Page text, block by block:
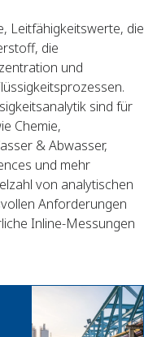
Leitfähigkeitswerte, die
die
und
sind für
Chemie,
& Abwasser,
und mehr
von analytischen
Anforderungen
Inline-Messungen